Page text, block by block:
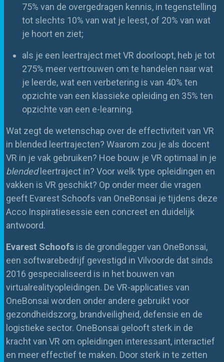
75% van de overgedragen kennis, in tegenstelling
tot slechts 10% van wat je leest, of 20% van wat
je hoort en ziet;
als je een leertraject met VR doorloopt, heb je tot
275% meer vertrouwen om te handelen naar wat
je leerde, wat een verbetering is van 40% ten
opzichte van een klassieke opleiding en 35% ten
opzichte van een e-learning.
Wat zegt de wetenschap over de effectiviteit van VR
in blended leertrajecten? Waarom zou je als docent
VR in je vak gebruiken? Hoe bouw je VR optimaal in je
blendedleertraject in? Voor welk type opleidingen en
vakken is VR geschikt? Op onder meer die vragen
geeft Evarest Schoofs van OneBonsai je tijdens deze
Acco Inspiratiesessie een concreet en duidelijk
antwoord.
Evarest Schoofs is de grondlegger van OneBonsai,
een softwarebedrijf gevestigd in Vilvoorde dat sinds
2016 gespecialiseerd is in het bouwen van
virtualrealityopleidingen. De VR-applicaties van
OneBonsai worden onder andere gebruikt voor
gezondheidszorg, brandveiligheid, defensie en de
logistieke sector. OneBonsai gelooft sterk in de
kracht van VR om opleidingen interessant, interactief
en meer effectief te maken. Door sterk in te zetten